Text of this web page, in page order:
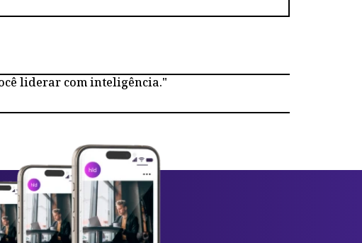
liderar com inteligência."